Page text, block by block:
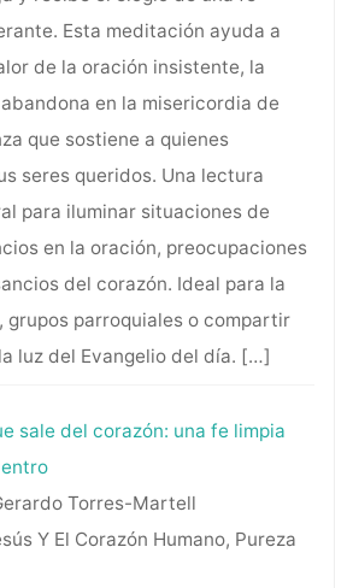
Esta meditación ayuda a
de la oración insistente, la
en la misericordia de
que sostiene a quienes
seres queridos. Una lectura
para iluminar situaciones de
en la oración, preocupaciones
del corazón. Ideal para la
grupos parroquiales o compartir
luz del Evangelio del día. […]
sale del corazón: una fe limpia
Torres-Martell
Y El Corazón Humano, Pureza